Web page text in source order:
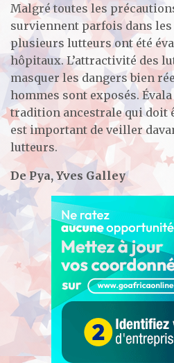
Malgré toutes les
surviennent parfois dans les
plusieurs lutteurs ont été
hôpitaux. L’attractivité des
masquer les dangers bien
hommes sont exposés.
tradition ancestrale qui doit
est important de veiller
lutteurs.
De Pya, Yves Galley